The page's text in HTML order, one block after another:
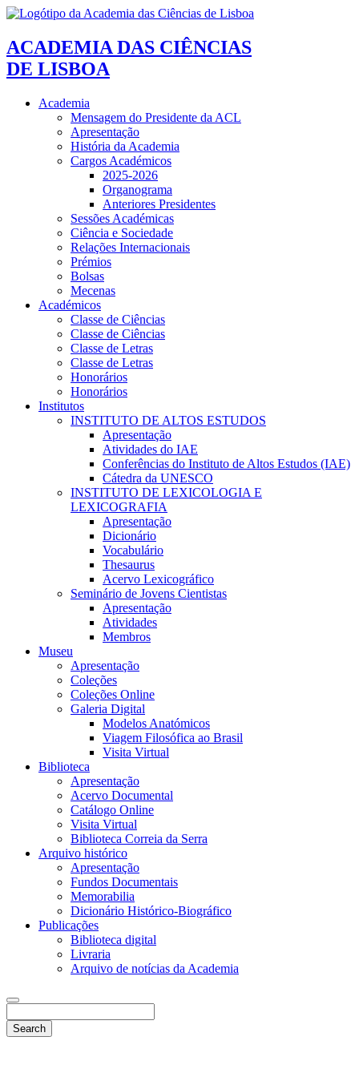
ACADEMIA DAS CIÊNCIAS
DE LISBOA
Academia
Mensagem do Presidente da ACL
Apresentação
História da Academia
Cargos Académicos
2025-2026
Organograma
Anteriores Presidentes
Sessões Académicas
Ciência e Sociedade
Relações Internacionais
Prémios
Bolsas
Mecenas
Académicos
Classe de Ciências
Classe de Ciências
Classe de Letras
Classe de Letras
Honorários
Honorários
Institutos
INSTITUTO DE ALTOS ESTUDOS
Apresentação
Atividades do IAE
Conferências do Instituto de Altos Estudos (IAE)
Cátedra da UNESCO
INSTITUTO DE LEXICOLOGIA E
LEXICOGRAFIA
Apresentação
Dicionário
Vocabulário
Thesaurus
Acervo Lexicográfico
Seminário de Jovens Cientistas
Apresentação
Atividades
Membros
Museu
Apresentação
Coleções
Coleções Online
Galeria Digital
Modelos Anatómicos
Viagem Filosófica ao Brasil
Visita Virtual
Biblioteca
Apresentação
Acervo Documental
Catálogo Online
Visita Virtual
Biblioteca Correia da Serra
Arquivo histórico
Apresentação
Fundos Documentais
Memorabilia
Dicionário Histórico-Biográfico
Publicações
Biblioteca digital
Livraria
Arquivo de notícias da Academia